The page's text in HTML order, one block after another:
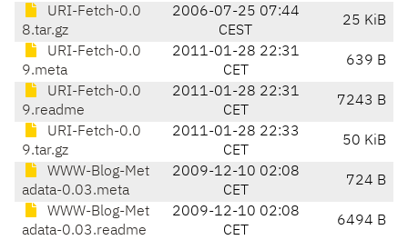
URI-Fetch-0.0
8.tar.gz
2006-07-25 07:44
CEST
25 KiB
URI-Fetch-0.0
9.meta
2011-01-28 22:31
CET
639 B
URI-Fetch-0.0
9.readme
2011-01-28 22:31
CET
7243 B
URI-Fetch-0.0
9.tar.gz
2011-01-28 22:33
CET
50 KiB
WWW-Blog-Met
adata-0.03.meta
2009-12-10 02:08
CET
724 B
WWW-Blog-Met
adata-0.03.readme
2009-12-10 02:08
CET
6494 B